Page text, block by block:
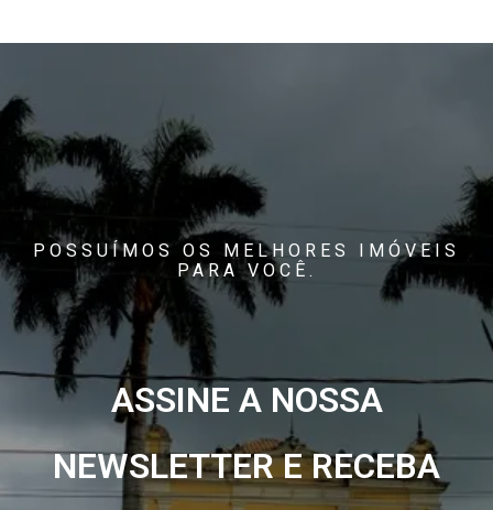
POSSUÍMOS OS MELHORES IMÓVEIS
PARA VOCÊ.
ASSINE A NOSSA
NEWSLETTER E RECEBA